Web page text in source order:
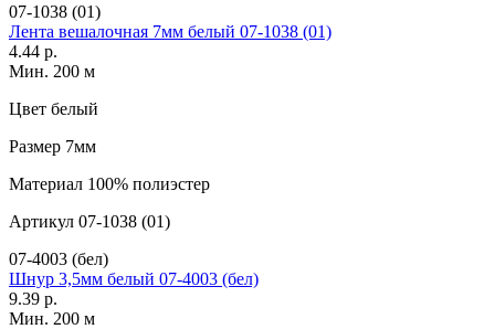
07-1038 (01)
Лента вешалочная 7мм белый 07-1038 (01)
4.44 р.
Мин. 200 м
Цвет белый
Размер 7мм
Материал 100% полиэстер
Артикул 07-1038 (01)
07-4003 (бел)
Шнур 3,5мм белый 07-4003 (бел)
9.39 р.
Мин. 200 м